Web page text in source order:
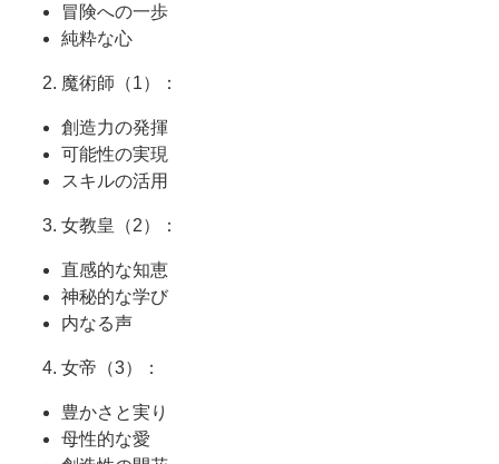
冒険への一歩
純粋な心
魔術師（1）：
創造力の発揮
可能性の実現
スキルの活用
女教皇（2）：
直感的な知恵
神秘的な学び
内なる声
女帝（3）：
豊かさと実り
母性的な愛